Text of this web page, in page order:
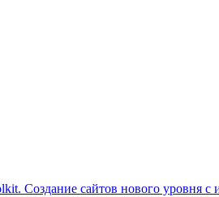
Создание сайтов нового уровня